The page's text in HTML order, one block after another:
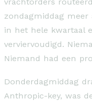
zondagmiddag meer
in het hele kwartaal
verviervoudigd.
Niemand had een
Donderdagmiddag
Anthropic-key, was